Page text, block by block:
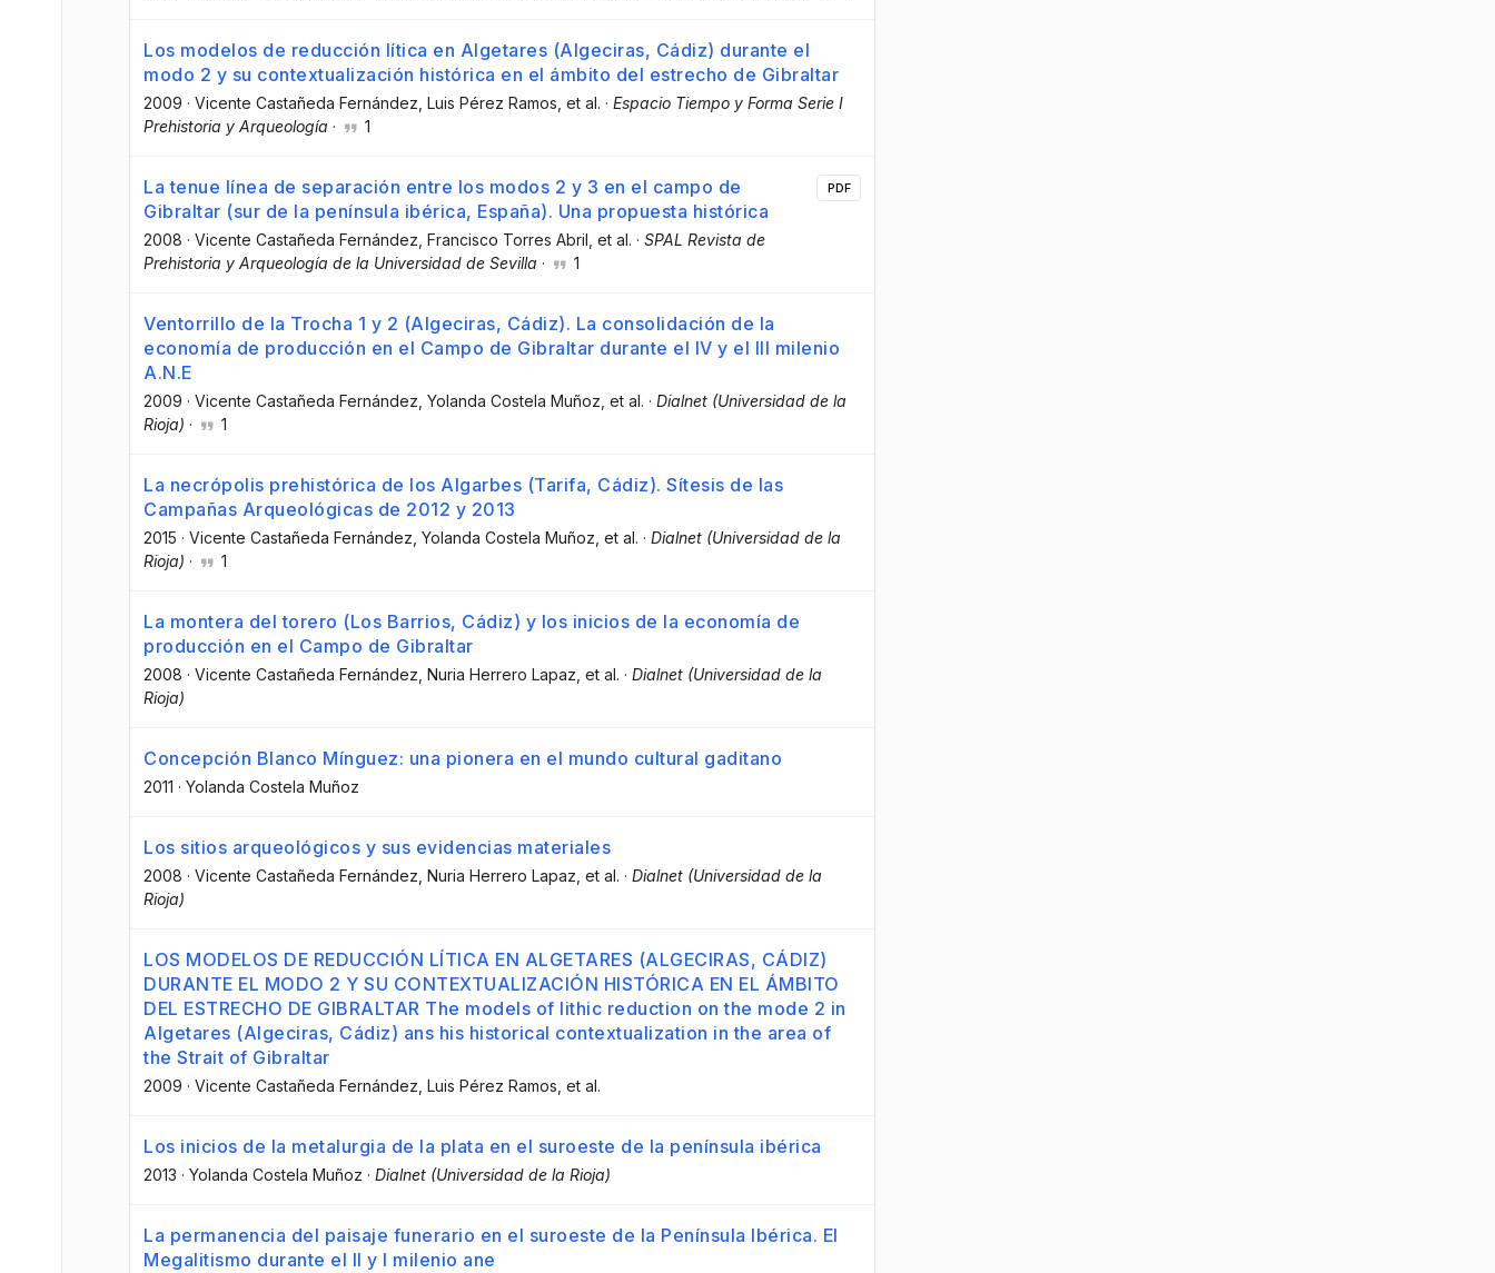
Los modelos de reducción lítica en Algetares (Algeciras, Cádiz) durante el
modo 2 y su contextualización histórica en el ámbito del estrecho de Gibraltar
2009 · Vicente Castañeda Fernández , Luis Pérez Ramos , et al. · Espacio Tiempo y Forma Serie I
Prehistoria y Arqueología · 1
La tenue línea de separación entre los modos 2 y 3 en el campo de
Gibraltar (sur de la península ibérica, España). Una propuesta histórica
2008 · Vicente Castañeda Fernández , Francisco Torres Abril , et al. · SPAL Revista de
Prehistoria y Arqueología de la Universidad de Sevilla · 1
PDF
Ventorrillo de la Trocha 1 y 2 (Algeciras, Cádiz). La consolidación de la
economía de producción en el Campo de Gibraltar durante el IV y el III milenio
A.N.E
2009 · Vicente Castañeda Fernández , Yolanda Costela Muñoz , et al. · Dialnet (Universidad de la
Rioja) · 1
La necrópolis prehistórica de los Algarbes (Tarifa, Cádiz). Sítesis de las
Campañas Arqueológicas de 2012 y 2013
2015 · Vicente Castañeda Fernández , Yolanda Costela Muñoz , et al. · Dialnet (Universidad de la
Rioja) · 1
La montera del torero (Los Barrios, Cádiz) y los inicios de la economía de
producción en el Campo de Gibraltar
2008 · Vicente Castañeda Fernández , Nuria Herrero Lapaz , et al. · Dialnet (Universidad de la
Rioja)
Concepción Blanco Mínguez: una pionera en el mundo cultural gaditano
2011 · Yolanda Costela Muñoz
Los sitios arqueológicos y sus evidencias materiales
2008 · Vicente Castañeda Fernández , Nuria Herrero Lapaz , et al. · Dialnet (Universidad de la
Rioja)
LOS MODELOS DE REDUCCIÓN LÍTICA EN ALGETARES (ALGECIRAS, CÁDIZ)
DURANTE EL MODO 2 Y SU CONTEXTUALIZACIÓN HISTÓRICA EN EL ÁMBITO
DEL ESTRECHO DE GIBRALTAR The models of lithic reduction on the mode 2 in
Algetares (Algeciras, Cádiz) ans his historical contextualization in the area of
the Strait of Gibraltar
2009 · Vicente Castañeda Fernández , Luis Pérez Ramos , et al.
Los inicios de la metalurgia de la plata en el suroeste de la península ibérica
2013 · Yolanda Costela Muñoz · Dialnet (Universidad de la Rioja)
La permanencia del paisaje funerario en el suroeste de la Península Ibérica. El
Megalitismo durante el II y I milenio ane